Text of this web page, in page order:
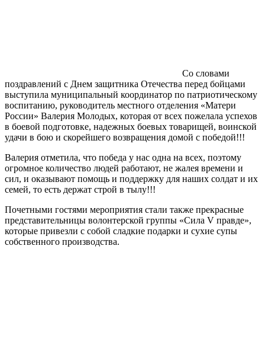
Со словами
поздравлений с Днем защитника Отечества перед бойцами
выступила муниципальный координатор по патриотическому
воспитанию, руководитель местного отделения «Матери
России» Валерия Молодых, которая от всех пожелала успехов
в боевой подготовке, надежных боевых товарищей, воинской
удачи в бою и скорейшего возвращения домой с победой!!!
Валерия отметила, что победа у нас одна на всех, поэтому
огромное количество людей работают, не жалея времени и
сил, и оказывают помощь и поддержку для наших солдат и их
семей, то есть держат строй в тылу!!!
Почетными гостями мероприятия стали также прекрасные
представительницы волонтерской группы «Сила V правде»,
которые привезли с собой сладкие подарки и сухие супы
собственного производства.